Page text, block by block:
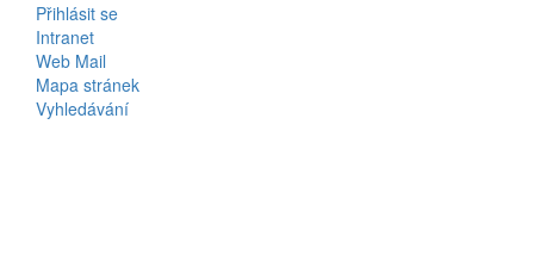
Bottom
Menu
Login
Přihlásit se
Intranet
Web Mail
Mapa stránek
Vyhledávání